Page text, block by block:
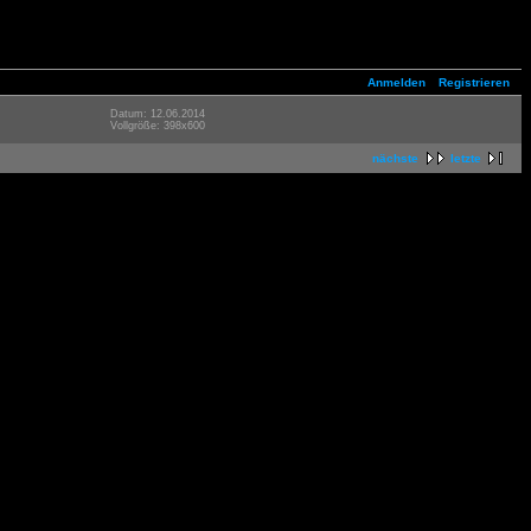
Anmelden Registrieren
Datum: 12.06.2014
Vollgröße: 398x600
nächste letzte